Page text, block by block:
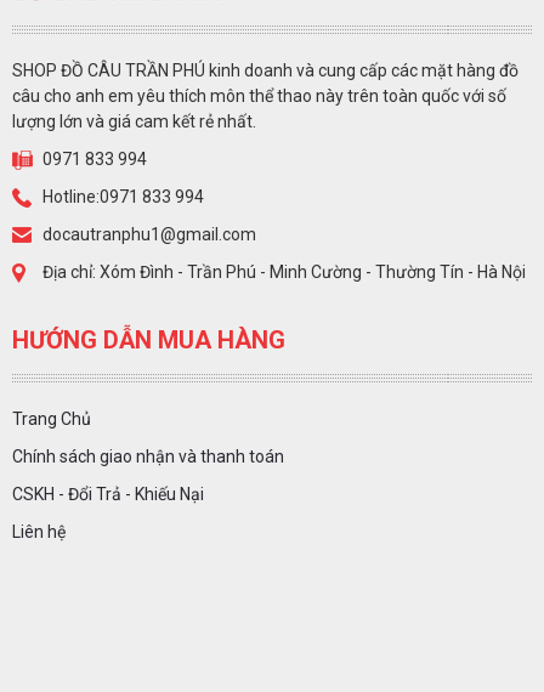
SHOP ĐỒ CÂU TRẦN PHÚ kinh doanh và cung cấp các mặt hàng đồ
câu cho anh em yêu thích môn thể thao này trên toàn quốc với số
lượng lớn và giá cam kết rẻ nhất.
0971 833 994
Hotline:0971 833 994
docautranphu1@gmail.com
Địa chỉ: Xóm Đình - Trần Phú - Minh Cường - Thường Tín - Hà Nội
HƯỚNG DẪN MUA HÀNG
Trang Chủ
Chính sách giao nhận và thanh toán
CSKH - Đổi Trả - Khiếu Nại
Liên hệ